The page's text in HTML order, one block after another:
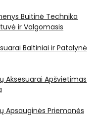
Buitinė Technika
ir Valgomasis
Baltiniai ir Patalynė
Aksesuarai Apšvietimas
Apsauginės Priemonės